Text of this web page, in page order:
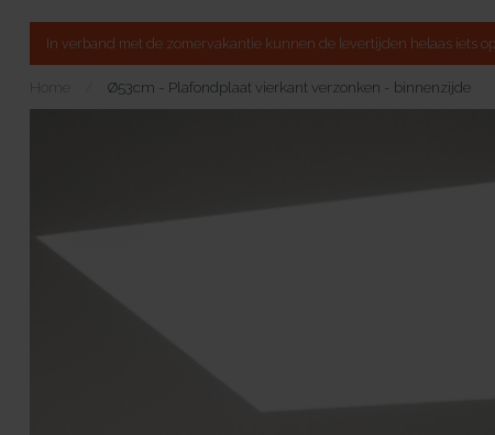
In verband met de zomervakantie kunnen de levertijden helaas iets
Home Ø53cm - Plafondplaat vierkant verzonken - binnenzijde